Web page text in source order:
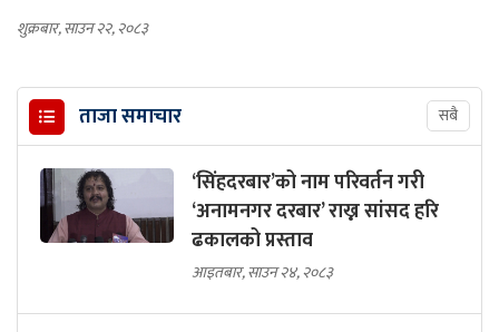
शुक्रबार, साउन २२, २०८३
ताजा समाचार सबै
‘सिंहदरबार’को नाम परिवर्तन गरी
‘अनामनगर दरबार’ राख्न सांसद हरि
ढकालको प्रस्ताव
आइतबार, साउन २४, २०८३